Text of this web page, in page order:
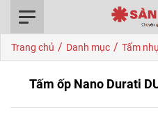
Trang chủ / Danh mục / Tấm
Tấm ốp Nano Durati